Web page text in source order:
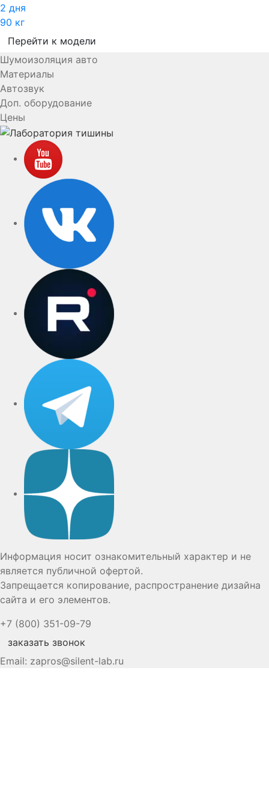
2 дня
90 кг
Перейти к модели
Шумоизоляция авто
Материалы
Автозвук
Доп. оборудование
Цены
Информация носит ознакомительный характер и не
является публичной офертой.
Запрещается копирование, распространение дизайна
сайта и его элементов.
+7 (800) 351-09-79
заказать звонок
Email: zapros@silent-lab.ru